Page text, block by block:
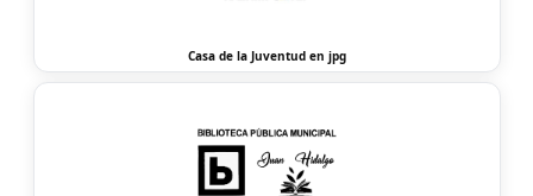
Casa de la Juventud en jpg